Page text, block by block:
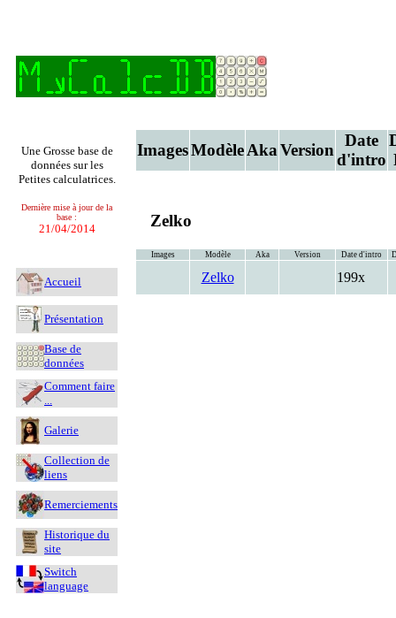
Une Grosse base de
données sur les
Petites calculatrices.
Dernière mise à jour de la
base :
21/04/2014
Accueil
Présentation
Base de
données
Comment faire
...
Galerie
Collection de
liens
Remerciements
Historique du
site
Switch
language
ImagesModèleAkaVersion
Date
d'intro
Zelko
Images Modèle Aka Version Date d'intro
Zelko 199x